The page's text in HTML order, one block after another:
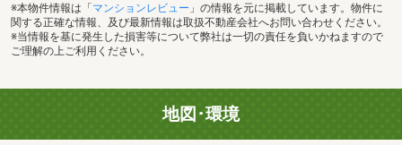
※本物件情報は「 マンションレビュー 」の情報を元に掲載しています。物件に
関する正確な情報、及び最新情報は取扱不動産会社へお問い合わせください。
※当情報を基に発生した損害等について弊社は一切の責任を負いかねますので
ご理解の上ご利用ください。
地図･環境